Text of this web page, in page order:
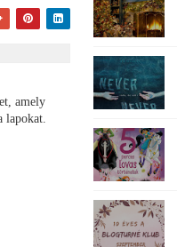
amely
lapokat.